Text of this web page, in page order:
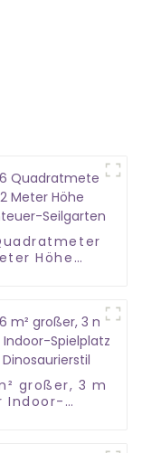
Höhe
großer, 3 m
Indoor-